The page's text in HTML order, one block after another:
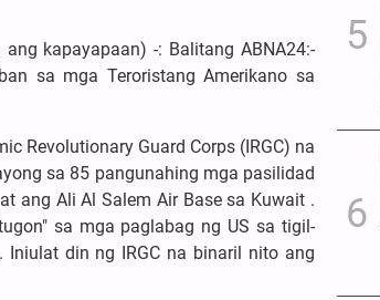
kapayapaan) -: Balitang ABNA24:-
sa mga Teroristang Amerikano sa
Revolutionary Guard Corps (IRGC) na
sa 85 pangunahing mga pasilidad
ang Ali Al Salem Air Base sa Kuwait .
sa mga paglabag ng US sa tigil-
din ng IRGC na binaril nito ang